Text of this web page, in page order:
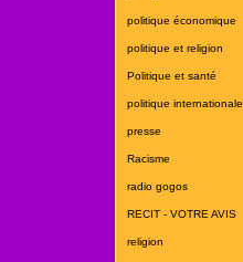
politique économique
politique et religion
Politique et santé
politique internationale
presse
Racisme
radio gogos
RECIT - VOTRE AVIS
religion